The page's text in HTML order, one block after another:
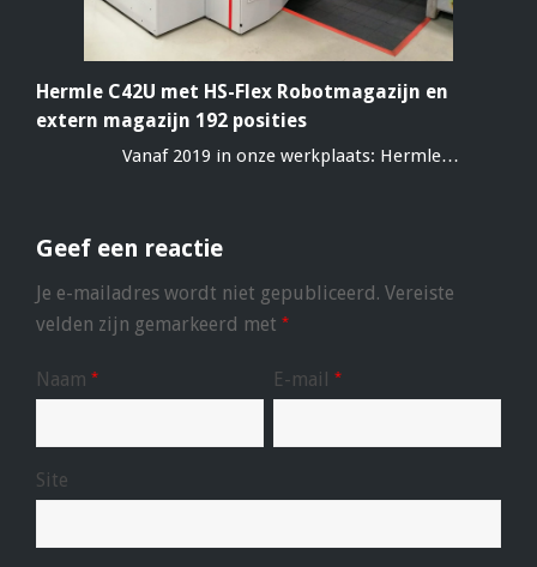
Hermle C42U met HS-Flex Robotmagazijn en
extern magazijn 192 posities
Vanaf 2019 in onze werkplaats: Hermle…
Geef een reactie
Je e-mailadres wordt niet gepubliceerd. Vereiste
velden zijn gemarkeerd met *
Naam * E-mail *
Site